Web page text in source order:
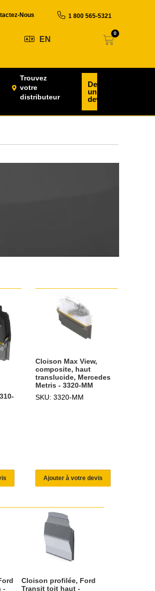
Nous 1 800 565-5321
EN
0
Trouvez
votre
distributeur
Demander
un
devis
Cloison Max View,
composite, haut
translucide, Mercedes
Metris - 3320-MM
SKU: 3320-MM
Ajouter à votre devis
-
Cloison profilée, Ford
Transit toit haut -